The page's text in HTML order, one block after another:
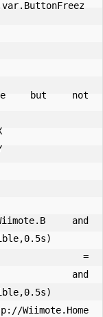
but not
and
=
and
Wiimote.Home